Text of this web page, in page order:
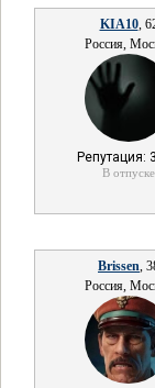
KIA10,
Россия,
Репутация:
В отпуске
Brissen,
Россия,